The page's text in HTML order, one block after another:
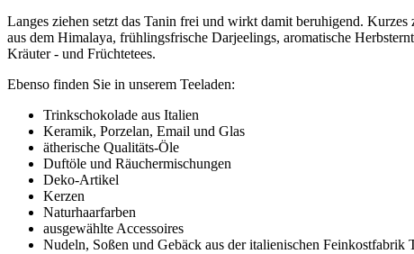
Langes ziehen setzt das Tanin frei und wirkt damit beruhigend.
aus dem Himalaya, frühlingsfrische Darjeelings, aromatische
Kräuter - und Früchtetees.
Ebenso finden Sie in unserem Teeladen:
Trinkschokolade aus Italien
Keramik, Porzelan, Email und Glas
ätherische Qualitäts-Öle
Duftöle und Räuchermischungen
Deko-Artikel
Kerzen
Naturhaarfarben
ausgewählte Accessoires
Nudeln, Soßen und Gebäck aus der italienischen Feinkostfabrik